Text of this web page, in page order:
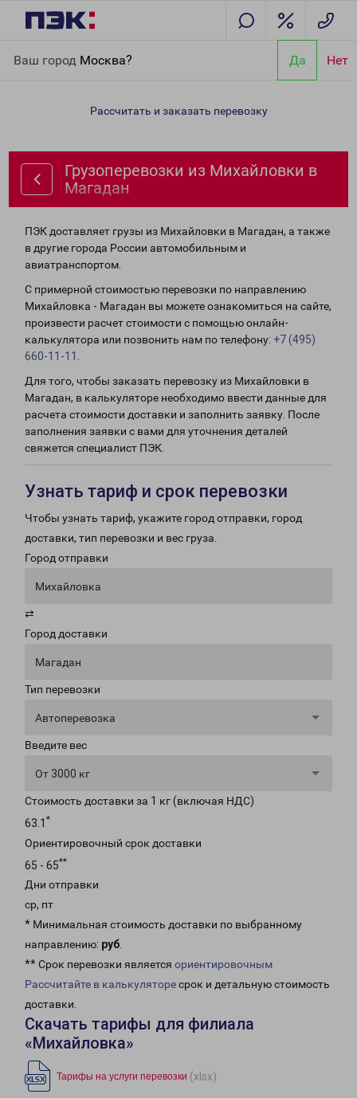
Ваш город Москва? Да Нет
Магадан
Рассчитать и заказать перевозку
Грузоперевозки из Михайловки в
Магадан
ПЭК доставляет грузы из Михайловки в Магадан, а также
в другие города России автомобильным и
авиатранспортом.
С примерной стоимостью перевозки по направлению
Михайловка - Магадан вы можете ознакомиться на сайте,
произвести расчет стоимости с помощью онлайн-
калькулятора или позвонить нам по телефону: +7 (495)
660-11-11
Для того, чтобы заказать перевозку из Михайловки в
Магадан, в калькуляторе необходимо ввести данные для
расчета стоимости доставки и заполнить заявку. После
заполнения заявки с вами для уточнения деталей
свяжется специалист ПЭК.
Узнать тариф и срок перевозки
Чтобы узнать тариф, укажите город отправки, город
доставки, тип перевозки и вес груза.
Город отправки
Михайловка
⇄
Город доставки
Магадан
Тип перевозки
Автоперевозка
Введите вес
От 3000 кг
Стоимость доставки за 1 кг (включая НДС)
63.1 *
Ориентировочный срок доставки
65 - 65**
Дни отправки
ср, пт
* Минимальная стоимость доставки по выбранному
направлению: руб.
** Срок перевозки является ориентировочным
Рассчитайте в калькуляторесрок и детальную стоимость
доставки.
Скачать тарифы для филиала
«Михайловка»
Тарифы на услуги перевозки (xlsx)